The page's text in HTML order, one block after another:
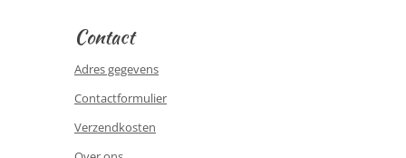
Contact
Adres gegevens
Contactformulier
Verzendkosten